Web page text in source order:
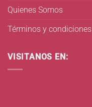
Quienes Somos
Términos y condiciones
VISITANOS EN: